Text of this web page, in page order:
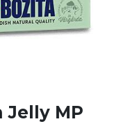
Jelly MP